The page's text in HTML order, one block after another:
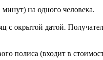
на одного человека.
с окрытой датой.
полиса (входит в